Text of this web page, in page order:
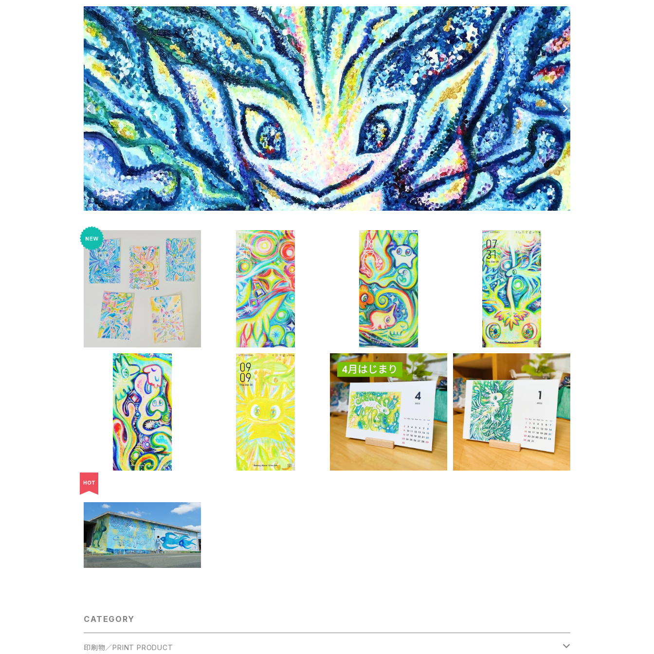
小さなドローイング原画♪ Sm
all Drawings
¥9,000
SOLD OUT
【ごきげん壁紙】001 ／【Cheerf
ul Wall Paper】001
¥550
【ごきげん壁紙】002 ／【Cheer
ful Wall Paper】002
¥550
【ごきげん壁紙】003 ／【Cheer
ful Wall Paper】003
¥550
【ごきげん壁紙】004 ／【Cheer
ful Wall Paper】004
¥550
【ごきげん壁紙】005 ／【Cheer
ful Wall Paper】005
¥550
4月はじまり【卓上カレンダー】2
023年4月～2024年12月 ／
【Desk Calendar】 2023 Ap
r. -2024 Mar.
¥1,980
SOLD OUT
【卓上カレンダー】2023年1月～
12月 ／ 【Desk Calendar】 2
023 (Jan. - Dec.)
¥1,980
SOLD OUT
壁らくがき（※相談・見積） ／
Wall Drawing "Rakugaki"
¥50
CATEGORY
印刷物／PRINT PRODUCT